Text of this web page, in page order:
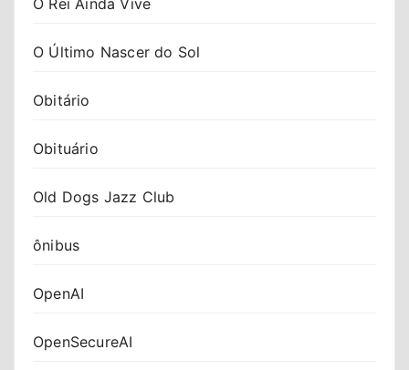
O Último Nascer do Sol
Obitário
Obituário
Old Dogs Jazz Club
ônibus
OpenAI
OpenSecureAI